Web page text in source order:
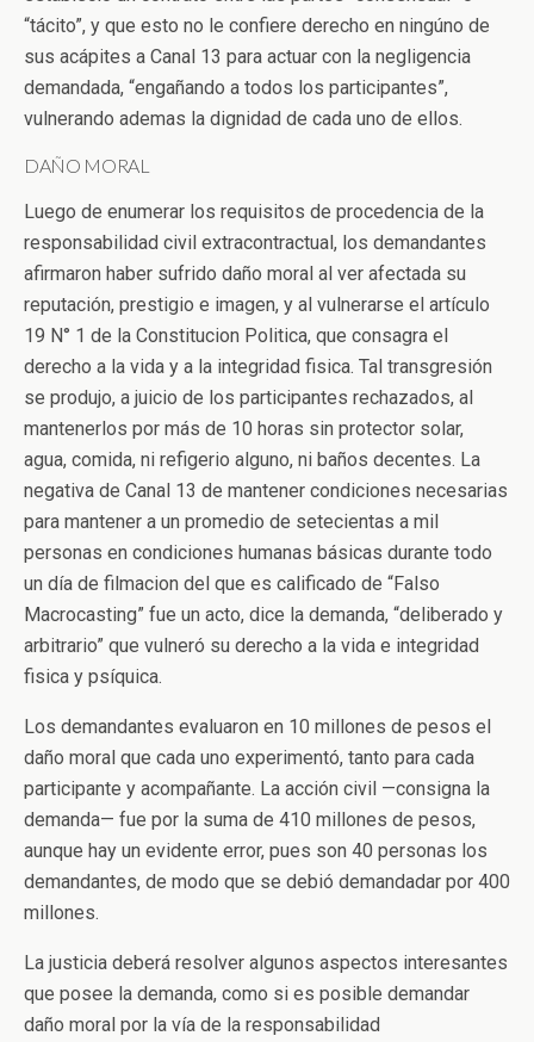
“tácito”, y que esto no le confiere derecho en ningúno de
sus acápites a Canal 13 para actuar con la negligencia
demandada, “engañando a todos los participantes”,
vulnerando ademas la dignidad de cada uno de ellos.
DAÑO MORAL
Luego de enumerar los requisitos de procedencia de la
responsabilidad civil extracontractual, los demandantes
afirmaron haber sufrido daño moral al ver afectada su
reputación, prestigio e imagen, y al vulnerarse el artículo
19 N° 1 de la Constitucion Politica, que consagra el
derecho a la vida y a la integridad fisica. Tal transgresión
se produjo, a juicio de los participantes rechazados, al
mantenerlos por más de 10 horas sin protector solar,
agua, comida, ni refigerio alguno, ni baños decentes. La
negativa de Canal 13 de mantener condiciones necesarias
para mantener a un promedio de setecientas a mil
personas en condiciones humanas básicas durante todo
un día de filmacion del que es calificado de “Falso
Macrocasting” fue un acto, dice la demanda, “deliberado y
arbitrario” que vulneró su derecho a la vida e integridad
fisica y psíquica.
Los demandantes evaluaron en 10 millones de pesos el
daño moral que cada uno experimentó, tanto para cada
participante y acompañante. La acción civil —consigna la
demanda— fue por la suma de 410 millones de pesos,
aunque hay un evidente error, pues son 40 personas los
demandantes, de modo que se debió demandadar por 400
millones.
La justicia deberá resolver algunos aspectos interesantes
que posee la demanda, como si es posible demandar
daño moral por la vía de la responsabilidad